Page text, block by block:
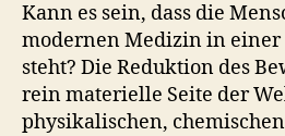
Kann es sein, dass die
modernen Medizin in einer
steht? Die Reduktion des
rein materielle Seite der
physikalischen,